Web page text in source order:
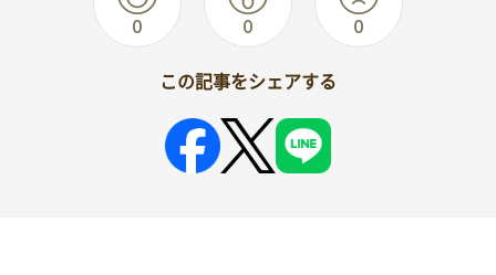
0 0 0
この記事をシェアする